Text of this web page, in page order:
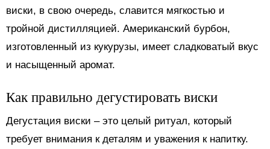
виски, в свою очередь, славится мягкостью и
тройной дистилляцией. Американский бурбон,
изготовленный из кукурузы, имеет сладковатый вкус
и насыщенный аромат.
Как правильно дегустировать виски
Дегустация виски – это целый ритуал, который
требует внимания к деталям и уважения к напитку.